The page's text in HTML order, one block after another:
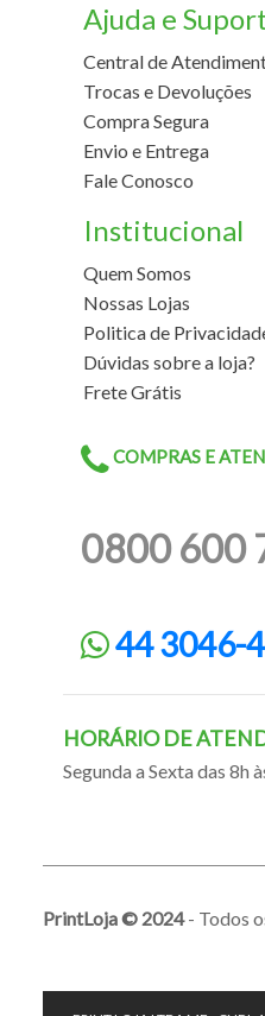
Ajuda e
Central de
Trocas e Devoluções
Compra Segura
Envio e Entrega
Fale Conosco
Institucional
Quem Somos
Nossas Lojas
Politica de
Dúvidas sobre a loja?
Frete Grátis
COMPRAS E
0800 600
44 3046-
HORÁRIO DE
Segunda a Sexta das 8h
PrintLoja © 2024- Todos